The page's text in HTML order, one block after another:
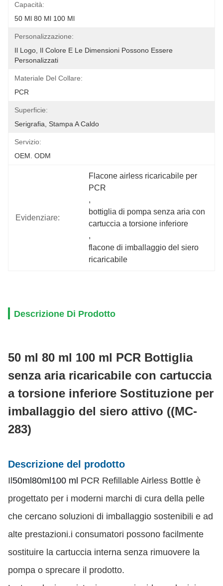
Capacità:
50 Ml 80 Ml 100 Ml
Personalizzazione:
Il Logo, Il Colore E Le Dimensioni Possono Essere
Personalizzati
Materiale Del Collare:
PCR
Superficie:
Serigrafia, Stampa A Caldo
Servizio:
OEM. ODM
Evidenziare:
Flacone airless ricaricabile per
PCR
,
bottiglia di pompa senza aria con
cartuccia a torsione inferiore
,
flacone di imballaggio del siero
ricaricabile
Descrizione Di Prodotto
50 ml 80 ml 100 ml PCR Bottiglia
senza aria ricaricabile con cartuccia
a torsione inferiore Sostituzione per
imballaggio del siero attivo ((MC-
283)
Descrizione del prodotto
Il 50ml 80ml 100 ml PCR Refillable Airless Bottle è
progettato per i moderni marchi di cura della pelle
che cercano soluzioni di imballaggio sostenibili e ad
alte prestazioni.i consumatori possono facilmente
sostituire la cartuccia interna senza rimuovere la
pompa o sprecare il prodotto.